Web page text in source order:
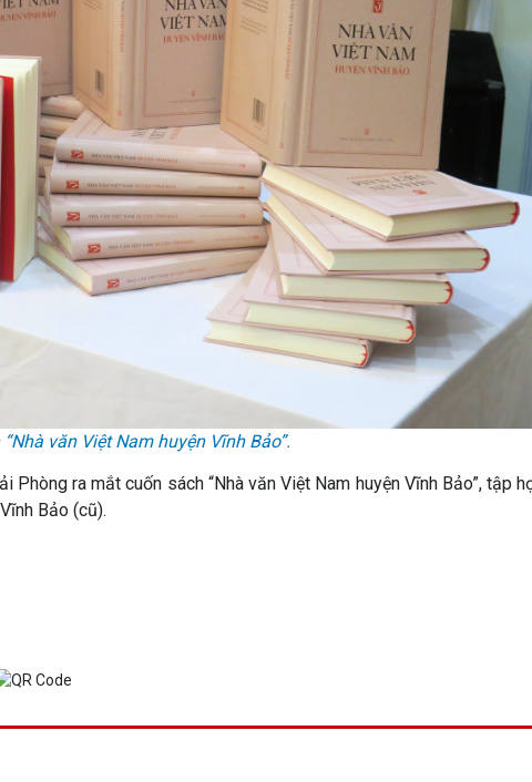
văn Việt Nam huyện Vĩnh Bảo”.
Phòng ra mắt cuốn sách “Nhà văn Việt Nam huyện Vĩnh Bảo”, tập
Bảo (cũ).